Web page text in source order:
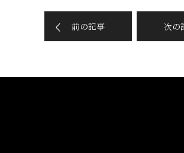
前の記事 次の